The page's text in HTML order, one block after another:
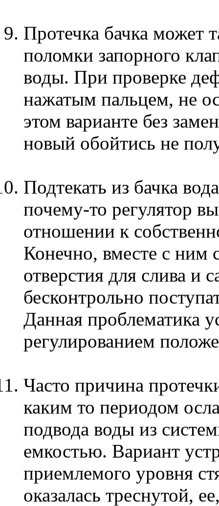
Протечка бачка может
поломки запорного
воды. При проверке
нажатым пальцем, не
этом варианте без
новый обойтись не
Подтекать из бачка
почему-то регулятор
отношении к
Конечно, вместе с ним
отверстия для слива и
бесконтрольно
Данная проблематика
регулированием
Часто причина
каким то периодом
подвода воды из
емкостью. Вариант
приемлемого уровня
оказалась треснутой,